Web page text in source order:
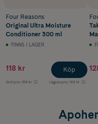
Rose är till för ljushetsläge 6-
Cool Sand är till för ljushetsläge
Four Reasons
Original Ultra Moisture
Conditioner 300 ml
FINNS I LAGER
118 kr
Ord.pris 155 kr Lägsta pris 153 kr
Köp